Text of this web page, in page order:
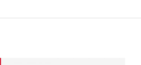
förbättrar ergonomin vid
organiserat intryck i ditt